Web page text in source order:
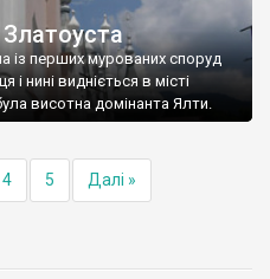
із перших мурованих споруд
нині видніється в місті
висотна домінанта Ялти.
4 5 Далі »